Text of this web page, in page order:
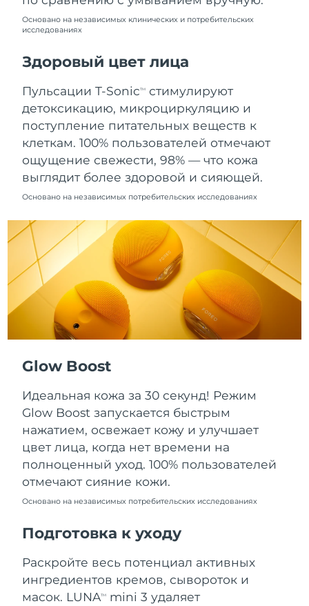
Основано на независимых клинических и потребительских
исследованиях
Здоровый цвет лица
Пульсации T-SonicTM
стимулируют
детоксикацию, микроциркуляцию и
поступление питательных веществ к
клеткам. 100% пользователей отмечают
ощущение свежести, 98% — что кожа
выглядит более здоровой и сияющей.
Основано на независимых потребительских исследованиях
Glow Boost
Идеальная кожа за 30 секунд! Режим
Glow Boost запускается быстрым
нажатием, освежает кожу и улучшает
цвет лица, когда нет времени на
полноценный уход. 100% пользователей
отмечают сияние кожи.
Основано на независимых потребительских исследованиях
Подготовка к уходу
Раскройте весь потенциал активных
ингредиентов кремов, сывороток и
масок. LUNATM
mini 3 удаляет
10/08/2026
09/08/2026
Норвегия
Ожидаемая дата доставки
09/08/2026
Оман
Ожидаемая дата доставки
Ожидаемая дата доставки
Польша
Ожидаемая дата доставки
10/08/2026
Португалия
Ожидаемая дата доставки
09/08/2026
Пуэрто-Рико
Ожидаемая дата доставки
11/08/2026
Катар
Реюньон
Ожидаемая дата доставки
Румыния
Ожидаемая дата доставки
09/08/2026
Россия
Ожидаемая дата доставки
17/08/2026
Саудовская Аравия
Ожидаемая дата доставки
Сингапур
Ожидаемая дата доставки
11/08/2026